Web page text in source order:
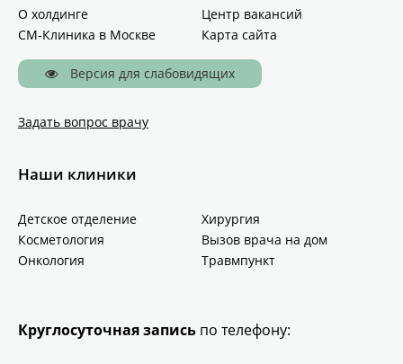
О холдинге
Центр вакансий
СМ-Клиника в Москве
Карта сайта
Версия для слабовидящих
Задать вопрос врачу
Наши клиники
Детское отделение
Хирургия
Косметология
Вызов врача на дом
Онкология
Травмпункт
Круглосуточная запись по телефону: